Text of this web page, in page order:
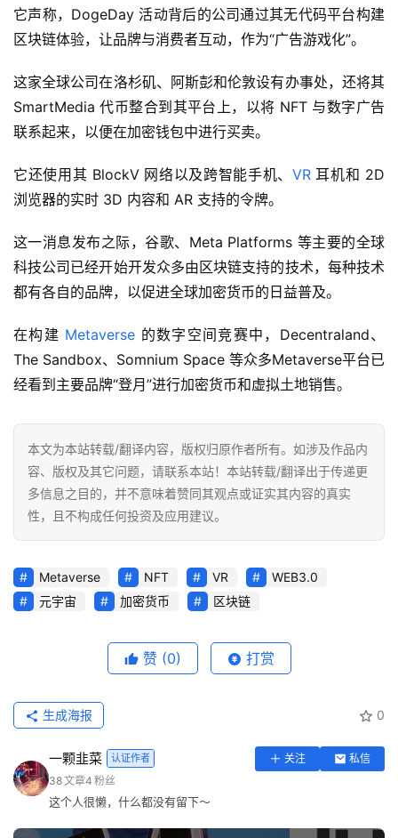
它声称，DogeDay 活动背后的公司通过其无代码平台构建
区块链体验，让品牌与消费者互动，作为“广告游戏化”。
这家全球公司在洛杉矶、阿斯彭和伦敦设有办事处，还将其
SmartMedia 代币整合到其平台上，以将 NFT 与数字广告
联系起来，以便在加密钱包中进行买卖。
它还使用其 BlockV 网络以及跨智能手机、 VR 耳机和 2D
浏览器的实时 3D 内容和 AR 支持的令牌。
这一消息发布之际，谷歌、Meta Platforms 等主要的全球
科技公司已经开始开发众多由区块链支持的技术，每种技术
都有各自的品牌，以促进全球加密货币的日益普及。
在构建 Metaverse 的数字空间竞赛中，Decentraland、
The Sandbox、Somnium Space 等众多Metaverse平台已
经看到主要品牌“登月”进行加密货币和虚拟土地销售。
本文为本站转载/翻译内容，版权归原作者所有。如涉及作品内
容、版权及其它问题，请联系本站！本站转载/翻译出于传递更
多信息之目的，并不意味着赞同其观点或证实其内容的真实
性，且不构成任何投资及应用建议。
Metaverse NFT VR
WEB3.0
元宇宙
加密货币 区块链
赞 (0) 打赏
0
生成海报
一颗韭菜 认证作者 关注
私信
38文章4 粉丝
这个人很懒，什么都没有留下～